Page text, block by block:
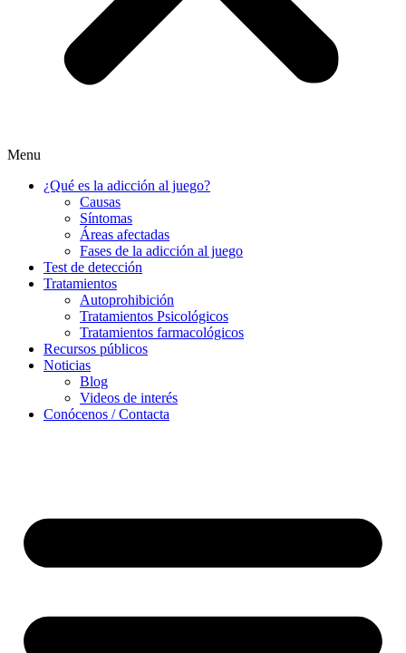
Menu
¿Qué es la adicción al juego?
Causas
Síntomas
Áreas afectadas
Fases de la adicción al juego
Test de detección
Tratamientos
Autoprohibición
Tratamientos Psicológicos
Tratamientos farmacológicos
Recursos públicos
Noticias
Blog
Videos de interés
Conócenos / Contacta